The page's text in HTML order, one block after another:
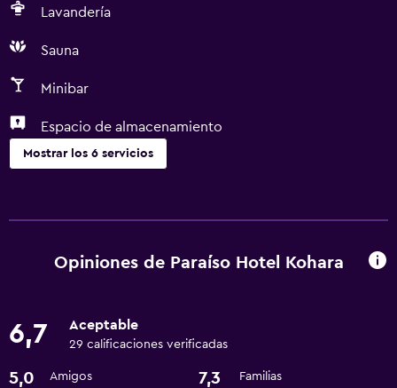
Lavandería
Sauna
Minibar
Espacio de almacenamiento
Mostrar los 6 servicios
Lavandería
Comedor
General
Espacio de almacenamiento
Opiniones de Paraíso Hotel Kohara
6,7 Aceptable
29 calificaciones verificadas
5,0 Amigos 7,3 Familias